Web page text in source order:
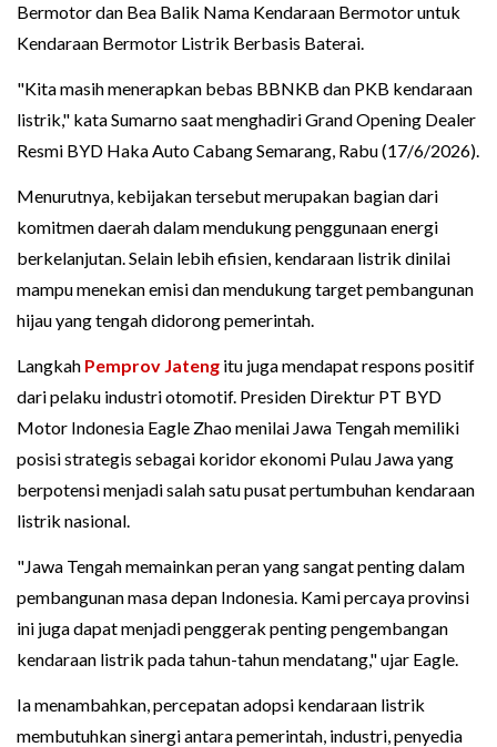
Bermotor dan Bea Balik Nama Kendaraan Bermotor untuk
Kendaraan Bermotor Listrik Berbasis Baterai.
"Kita masih menerapkan bebas BBNKB dan PKB kendaraan
listrik," kata Sumarno saat menghadiri Grand Opening Dealer
Resmi BYD Haka Auto Cabang Semarang, Rabu (17/6/2026).
Menurutnya, kebijakan tersebut merupakan bagian dari
komitmen daerah dalam mendukung penggunaan energi
berkelanjutan. Selain lebih efisien, kendaraan listrik dinilai
mampu menekan emisi dan mendukung target pembangunan
hijau yang tengah didorong pemerintah.
Langkah Pemprov Jateng itu juga mendapat respons positif
dari pelaku industri otomotif. Presiden Direktur PT BYD
Motor Indonesia Eagle Zhao menilai Jawa Tengah memiliki
posisi strategis sebagai koridor ekonomi Pulau Jawa yang
berpotensi menjadi salah satu pusat pertumbuhan kendaraan
listrik nasional.
"Jawa Tengah memainkan peran yang sangat penting dalam
pembangunan masa depan Indonesia. Kami percaya provinsi
ini juga dapat menjadi penggerak penting pengembangan
kendaraan listrik pada tahun-tahun mendatang," ujar Eagle.
Ia menambahkan, percepatan adopsi kendaraan listrik
membutuhkan sinergi antara pemerintah, industri, penyedia